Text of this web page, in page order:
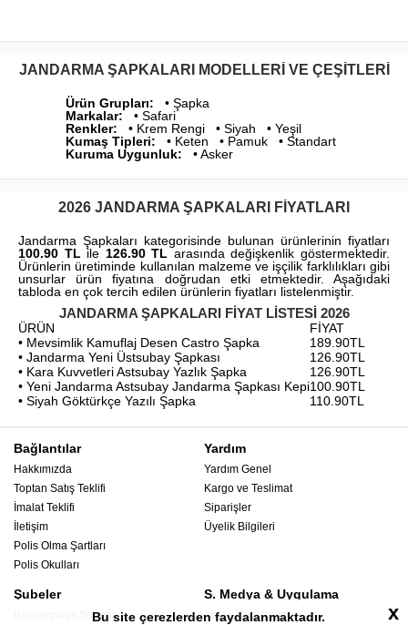
JANDARMA ŞAPKALARI MODELLERI VE ÇEŞITLERI
Ürün Grupları: • Şapka
Markalar: • Safari
Renkler: • Krem Rengi • Siyah • Yeşil
Kumaş Tipleri: • Keten • Pamuk • Standart
Kuruma Uygunluk: • Asker
2026 JANDARMA ŞAPKALARI FIYATLARI
Jandarma Şapkaları kategorisinde bulunan ürünlerinin fiyatları
100.90 TL ile 126.90 TL arasında değişkenlik göstermektedir.
Ürünlerin üretiminde kullanılan malzeme ve işçilik farklılıkları gibi
unsurlar ürün fiyatına doğrudan etki etmektedir. Aşağıdaki
tabloda en çok tercih edilen ürünlerin fiyatları listelenmiştir.
JANDARMA ŞAPKALARI FIYAT LISTESI 2026
ÜRÜN
FİYAT
• Mevsimlik Kamuflaj Desen Castro Şapka
189.90TL
• Jandarma Yeni Üstsubay Şapkası
126.90TL
• Kara Kuvvetleri Astsubay Yazlık Şapka
126.90TL
• Yeni Jandarma Astsubay Jandarma Şapkası Kepi100.90TL
• Siyah Göktürkçe Yazılı Şapka
110.90TL
Bağlantılar
Hakkımızda
Toptan Satış Teklifi
İmalat Teklifi
İletişim
Polis Olma Şartları
Polis Okulları
Yardım
Yardım Genel
Kargo ve Teslimat
Siparişler
Üyelik Bilgileri
Şubeler
Bayrampaşa Şubesi
S. Medya & Uygulama
Apple Uygulama
Bu site çerezlerden faydalanmaktadır. x